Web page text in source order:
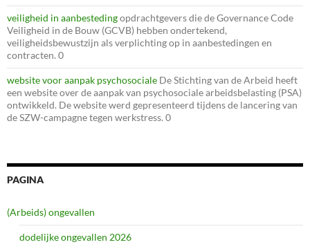
veiligheid in aanbestedingopdrachtgevers die de Governance Code
Veiligheid in de Bouw (GCVB) hebben ondertekend,
veiligheidsbewustzijn als verplichting op in aanbestedingen en
contracten. 0
website voor aanpak psychosociale De Stichting van de Arbeid heeft
een website over de aanpak van psychosociale arbeidsbelasting (PSA)
ontwikkeld. De website werd gepresenteerd tijdens de lancering van
de SZW-campagne tegen werkstress. 0
PAGINA
(Arbeids) ongevallen
dodelijke ongevallen 2026